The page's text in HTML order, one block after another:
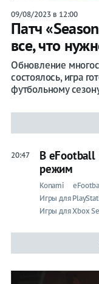
09/08/2023 в 12:00
Патч
все, что
Обновление
состоялось, игра
футбольному
20:47
В eFootball
режим
Konami
Игры для
Игры для Xbox